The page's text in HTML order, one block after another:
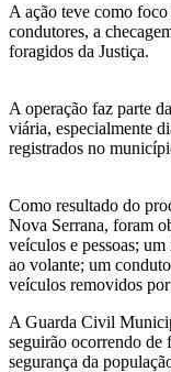
A ação teve como
condutores, a
foragidos da Justiça.
A operação faz parte
viária, especialmente
registrados no
Como resultado do
Nova Serrana, foram
veículos e pessoas;
ao volante; um
veículos removidos
A Guarda Civil
seguirão ocorrendo de
segurança da